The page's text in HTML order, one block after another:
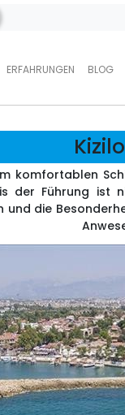
ERFAHRUNGEN BLOG
komfortablen
der Führung
die